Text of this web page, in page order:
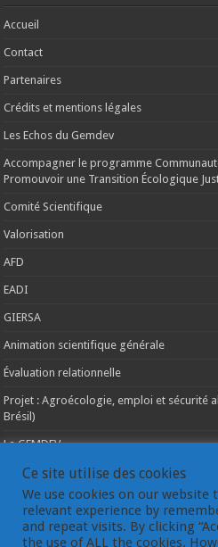
Accueil
Contact
Partenaires
Crédits et mentions légales
Les Echos du Gemdev
Accompagner le programme
Promouvoir une Transition Écologique
Comité Scientifique
Valorisation
AFD
EADI
GIERSA
Animation scientifique générale
Évaluation relationnelle
Projet : Agroécologie, emploi et sécurité
Brésil)
Le GEMDEV
La pluridisciplinarité
La coopération internationale
Les instances du GEMDEV
Ce site utilise des cookies
We use cookies on our website
relevant experience by
and repeat visits. By clicking
the use of ALL the cookies.